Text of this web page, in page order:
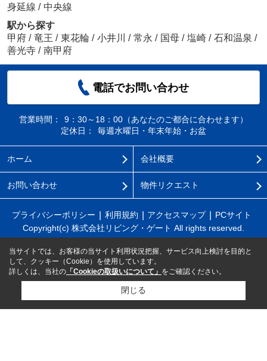
身延線 / 中央線
駅から探す
甲府 / 竜王 / 東花輪 / 小井川 / 常永 / 国母 / 塩崎 / 石和温泉 /
善光寺 / 南甲府
電話でお問い合わせ
営業時間：
9：30～18：00（あなたのご都合に合わせます）
定休日：
毎週水曜日・年末年始・お盆
ホーム 会社概要
お問い合わせ 物件リクエスト
プライバシーポリシー 利用規約 アクセスマップ
PCサイト
Copyright(c) 株式会社リビング・ゲート All rights reserved.
当サイトでは、お客様の当サイト利用状況把握、サービス向上検討を目的と
して、クッキー（Cookie）を使用しています。
詳しくは、当社の 「Cookieの取扱いについて」 をご確認ください。
閉じる